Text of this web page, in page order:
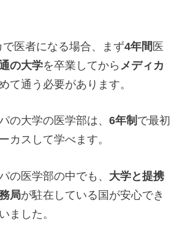
で医者になる場合、まず4年間 医
の大学を卒業してから メディカ
て通う必要があります。
の大学の医学部は、 6年制 で最初
カスして学べます。
の医学部の中でも、 大学と提携
局が駐在している国が安心でき
ました。